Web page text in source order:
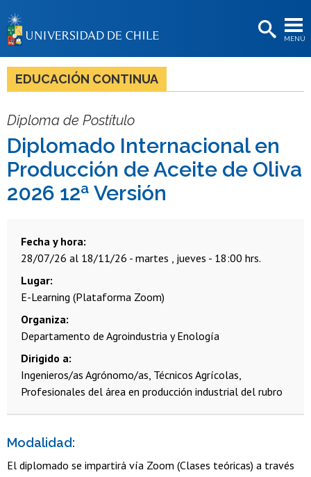
MENÚ
BIBLIOTECAS
LA UNIVERSIDAD
Estudiantes
Académicas/os
Funcionarias/os
EDUCACIÓN CONTINUA
Diploma de Postítulo
Diplomado Internacional en
Producción de Aceite de Oliva
2026 12ª Versión
Fecha y hora
28/07/26 al 18/11/26 - martes , jueves - 18:00 hrs.
Lugar
E-Learning (Plataforma Zoom)
Organiza
Departamento de Agroindustria y Enología
Dirigido a
Ingenieros/as Agrónomo/as, Técnicos Agrícolas,
Profesionales del área en producción industrial del rubro
Modalidad:
El diplomado se impartirá vía Zoom (Clases teóricas) a través